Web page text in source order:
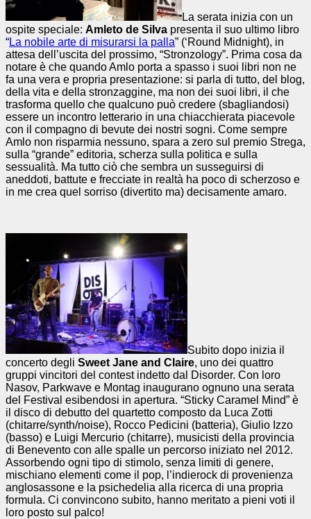
La serata inizia con un
ospite speciale: Amleto de Silva presenta il suo ultimo libro
“La nobile arte di misurarsi la palla” (‘Round Midnight), in
attesa dell’uscita del prossimo, “Stronzology”. Prima cosa da
notare è che quando Amlo porta a spasso i suoi libri non ne
fa una vera e propria presentazione: si parla di tutto, del blog,
della vita e della stronzaggine, ma non dei suoi libri, il che
trasforma quello che qualcuno può credere (sbagliandosi)
essere un incontro letterario in una chiacchierata piacevole
con il compagno di bevute dei nostri sogni. Come sempre
Amlo non risparmia nessuno, spara a zero sul premio Strega,
sulla “grande” editoria, scherza sulla politica e sulla
sessualità. Ma tutto ciò che sembra un susseguirsi di
aneddoti, battute e frecciate in realtà ha poco di scherzoso e
in me crea quel sorriso (divertito ma) decisamente amaro.
Subito dopo inizia il
concerto degli Sweet Jane and Claire, uno dei quattro
gruppi vincitori del contest indetto dal Disorder. Con loro
Nasov, Parkwave e Montag inaugurano ognuno una serata
del Festival esibendosi in apertura. “Sticky Caramel Mind” è
il disco di debutto del quartetto composto da Luca Zotti
(chitarre/synth/noise), Rocco Pedicini (batteria), Giulio Izzo
(basso) e Luigi Mercurio (chitarre), musicisti della provincia
di Benevento con alle spalle un percorso iniziato nel 2012.
Assorbendo ogni tipo di stimolo, senza limiti di genere,
mischiano elementi come il pop, l’indierock di provenienza
anglosassone e la psichedelia alla ricerca di una propria
formula. Ci convincono subito, hanno meritato a pieni voti il
loro posto sul palco!